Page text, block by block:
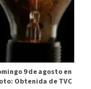
9 de agosto en
Obtenida de TVC